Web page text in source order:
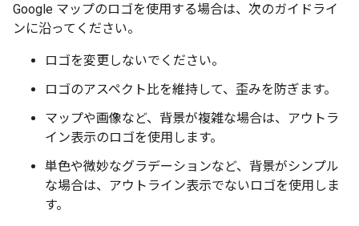
Google マップのロゴを使用する場合は、次のガイドライ
ンに沿ってください。
ロゴを変更しないでください。
ロゴのアスペクト比を維持して、歪みを防ぎます。
マップや画像など、背景が複雑な場合は、アウトラ
イン表示のロゴを使用します。
単色や微妙なグラデーションなど、背景がシンプル
な場合は、アウトライン表示でないロゴを使用しま
す。